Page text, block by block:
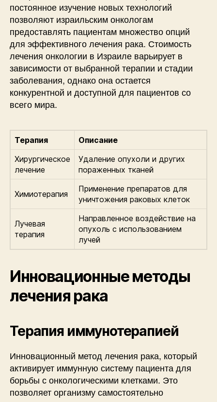
постоянное изучение новых технологий
позволяют израильским онкологам
предоставлять пациентам множество опций
для эффективного лечения рака. Стоимость
лечения онкологии в Израиле варьирует в
зависимости от выбранной терапии и стадии
заболевания, однако она остается
конкурентной и доступной для пациентов со
всего мира.
Терапия
Описание
Хирургическое
лечение
Удаление опухоли и других
пораженных тканей
Химиотерапия
Применение препаратов для
уничтожения раковых клеток
Лучевая
терапия
Направленное воздействие на
опухоль с использованием
лучей
Инновационные методы
лечения рака
Терапия иммунотерапией
Инновационный метод лечения рака, который
активирует иммунную систему пациента для
борьбы с онкологическими клетками. Это
позволяет организму самостоятельно